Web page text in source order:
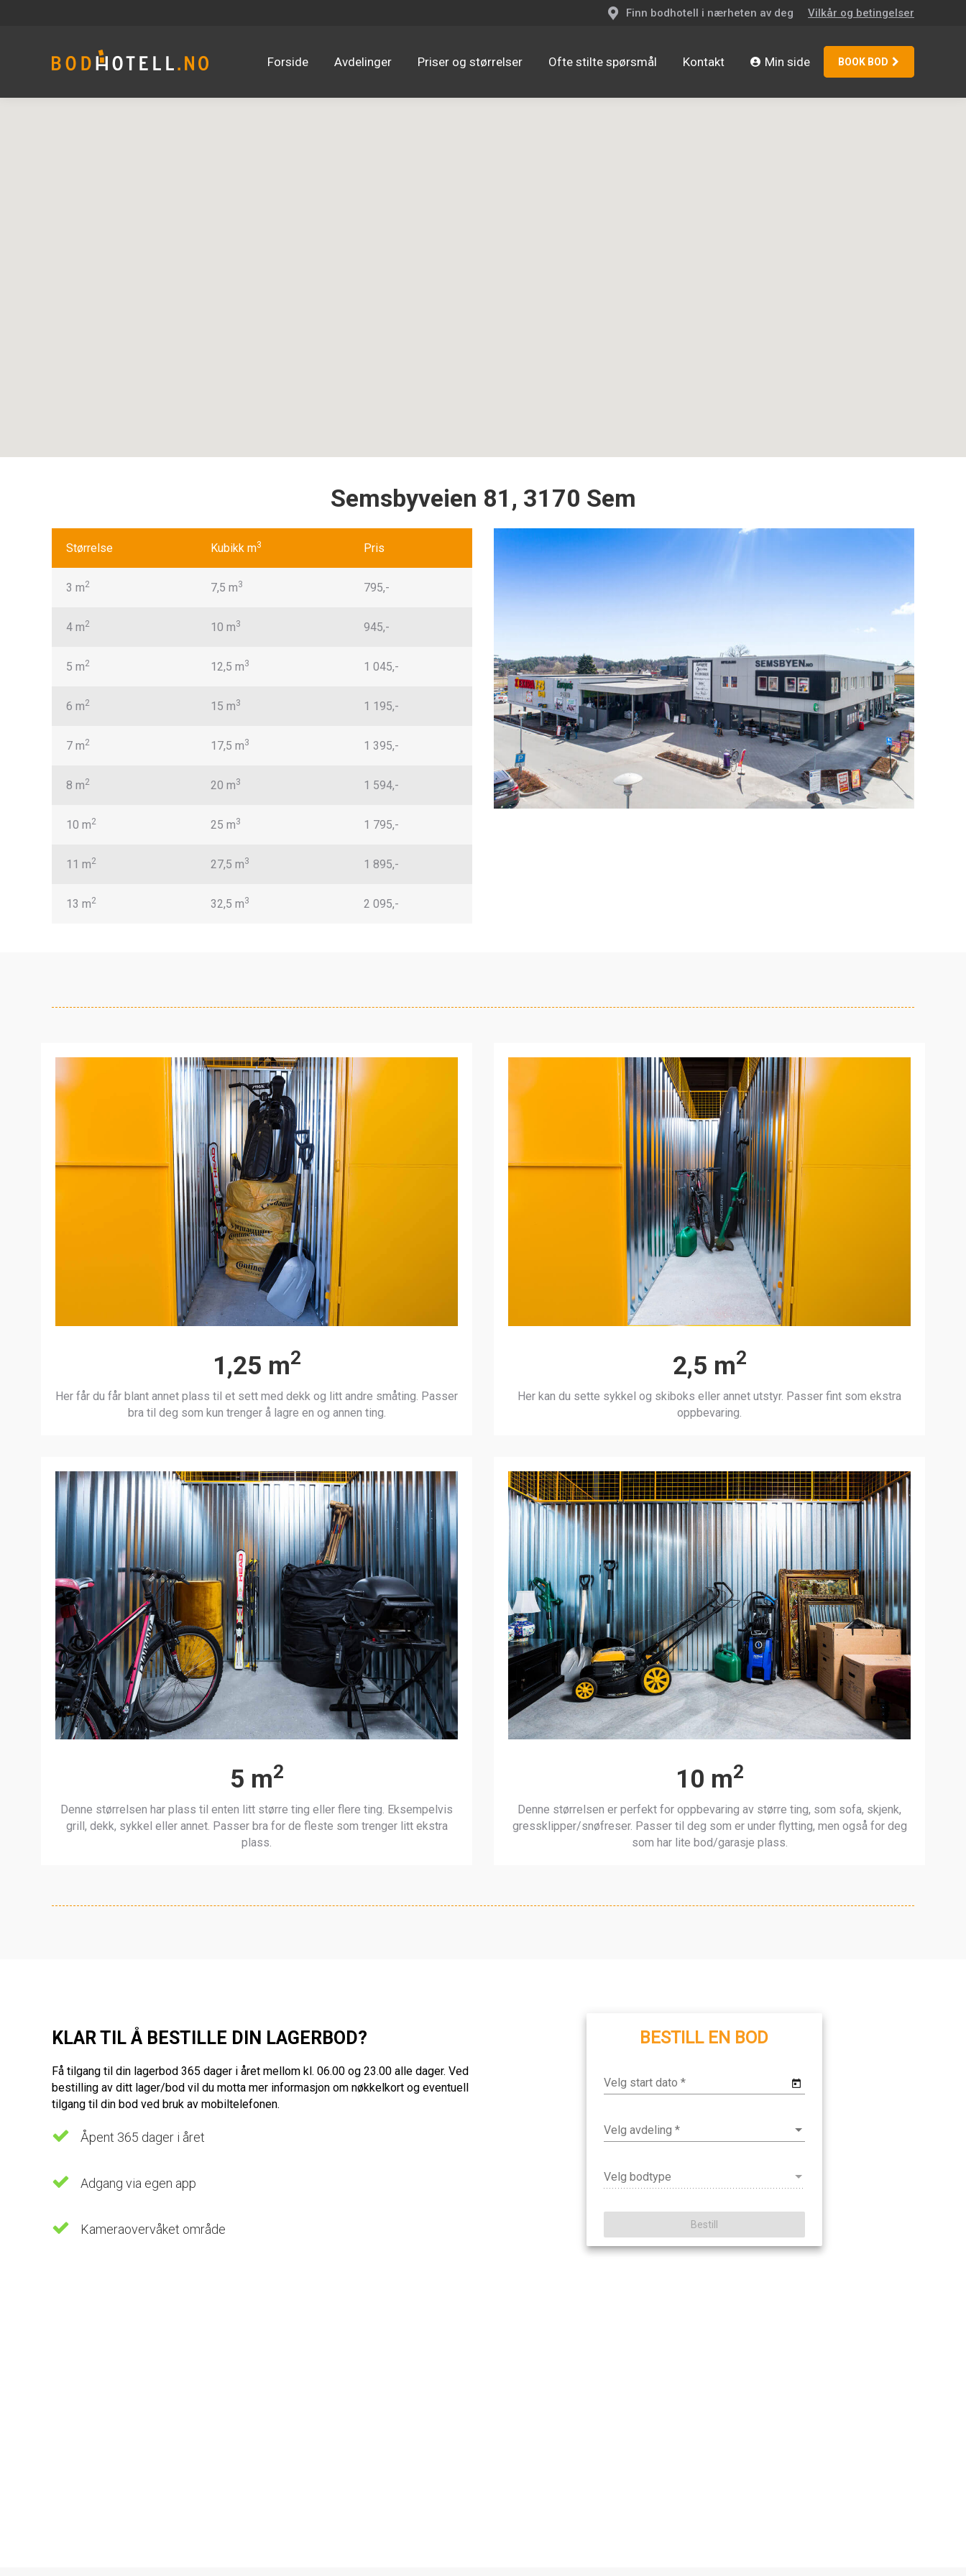
Finn bodhotell i nærheten av deg Vilkår og betingelser
Forside Avdelinger Priser og størrelser Ofte stilte spørsmål Kontakt Min side BOOK BOD
Semsbyveien 81, 3170 Sem
Størrelse Kubikk m3 Pris
3 m2 7,5 m3 795,-
4 m2 10 m3 945,-
5 m2 12,5 m3 1 045,-
6 m2 15 m3 1 195,-
7 m2 17,5 m3 1 395,-
8 m2 20 m3 1 594,-
10 m2 25 m3 1 795,-
11 m2 27,5 m3 1 895,-
13 m2 32,5 m3 2 095,-
1,25 m2
Her får du får blant annet plass til et sett med dekk og litt andre småting. Passer
bra til deg som kun trenger å lagre en og annen ting.
2,5 m2
Her kan du sette sykkel og skiboks eller annet utstyr. Passer fint som ekstra
oppbevaring.
5 m2
Denne størrelsen har plass til enten litt større ting eller flere ting. Eksempelvis
grill, dekk, sykkel eller annet. Passer bra for de fleste som trenger litt ekstra
plass.
10 m2
Denne størrelsen er perfekt for oppbevaring av større ting, som sofa, skjenk,
gressklipper/snøfreser. Passer til deg som er under flytting, men også for deg
som har lite bod/garasje plass.
KLAR TIL Å BESTILLE DIN LAGERBOD?
Få tilgang til din lagerbod 365 dager i året mellom kl. 06.00 og 23.00 alle dager. Ved
bestilling av ditt lager/bod vil du motta mer informasjon om nøkkelkort og eventuell
tilgang til din bod ved bruk av mobiltelefonen.
Åpent 365 dager i året
Adgang via egen app
Kameraovervåket område
Ofte stilte spørsmål Min side